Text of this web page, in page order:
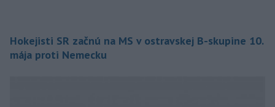
Hokejisti SR začnú na MS v ostravskej B-skupine 10.
mája proti Nemecku